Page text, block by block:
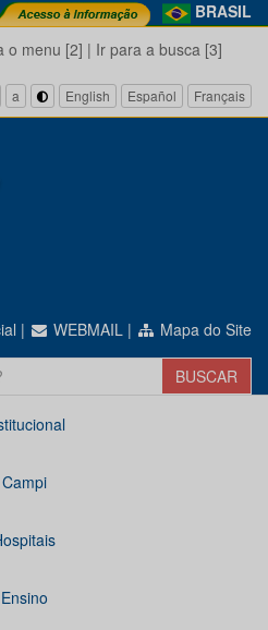
BRASIL
o menu [2] | Ir para a busca [3]
a English Español Français
| WEBMAIL | Mapa do Site
Campi
Ensino